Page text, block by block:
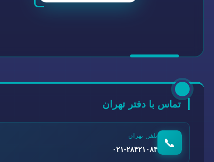
تماس با دفتر تهران
📞
تلفن تهران
۰۲۱-۲۸۴۲۱۰۸۴